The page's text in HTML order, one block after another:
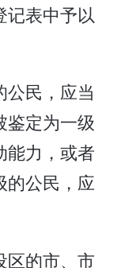
记表中予以
民，应当
鉴定为一级
能力，或者
的公民，应
区的市、市